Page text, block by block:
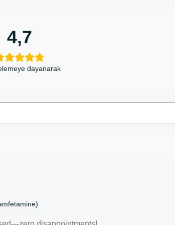
4,7
dayanarak